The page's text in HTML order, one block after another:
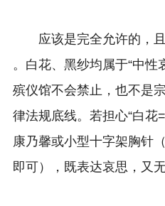
应该是完全允许的，
。 白花、黑纱均属于“中性
殡仪馆不会禁止，也不是
律法规底线。 若担心“白花
康乃馨或小型十字架胸针
即可），既表达哀思，又无